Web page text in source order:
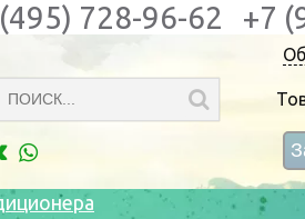
728-96-62 +7